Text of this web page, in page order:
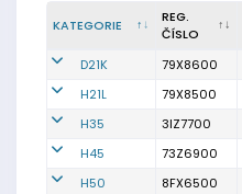
KATEGORIE
REG.
ČÍSLO
D21K 79X8600
H21L
79X8500
H35
3IZ7700
H45
73Z6900
H50
8FX6500